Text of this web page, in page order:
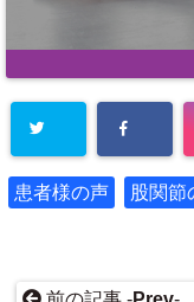
患者様の声 股関節